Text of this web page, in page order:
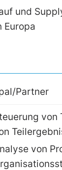
und
Europa
Partner
von
von